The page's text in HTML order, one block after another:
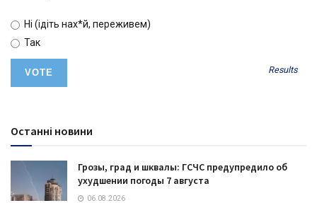
Ні (ідіть нах*й, переживем)
Так
Results
Останні новини
Грозы, град и шквалы: ГСЧС предупредило об
ухудшении погоды 7 августа
06.08.2026